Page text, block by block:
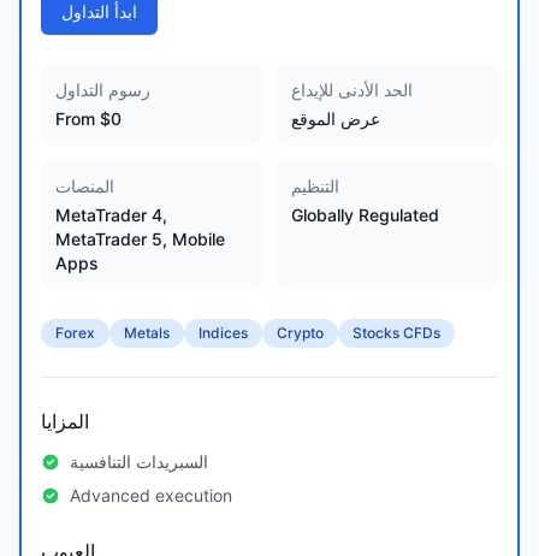
ابدأ التداول
رسوم التداول
From $0
الحد الأدنى للإيداع
عرض الموقع
المنصات
MetaTrader 4,
MetaTrader 5, Mobile
Apps
التنظيم
Globally Regulated
Forex Metals Indices Crypto Stocks CFDs
المزايا
السبريدات التنافسية
Advanced execution
العيوب